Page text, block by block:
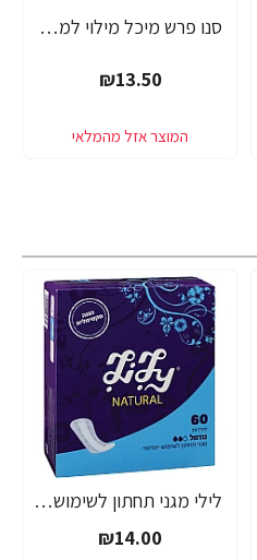
סנו פרש מיכל מילוי למכשיר בישום אוטומטי לבנדר מנדרין 250 מ"ל
₪13.50
לילי מגני תחתון לשימוש יומיומי נורמל 60 יחידות
₪14.00